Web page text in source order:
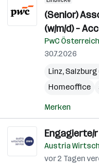
(Senior)
(w/m/d) –
PwC Österreich
30.7.2026
Linz,
Homeoffice
Merken
Engagierte/
Austria
vor 2 Tagen